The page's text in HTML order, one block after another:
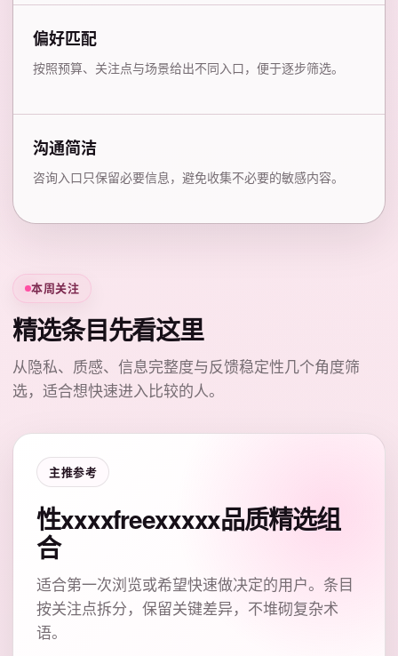
偏好匹配
按照预算、关注点与场景给出不同入口，便于逐步筛选。
沟通简洁
咨询入口只保留必要信息，避免收集不必要的敏感内容。
本周关注
精选条目先看这里
从隐私、质感、信息完整度与反馈稳定性几个角度筛
选，适合想快速进入比较的人。
主推参考
性xxxxfreexxxxx品质精选组
合
适合第一次浏览或希望快速做决定的用户。条目
按关注点拆分，保留关键差异，不堆砌复杂术
语。